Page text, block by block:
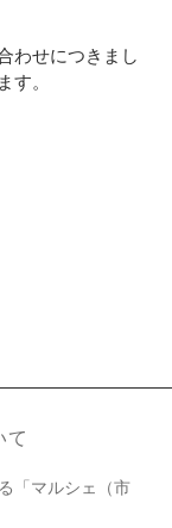
わせにつきまし
。
「マルシェ（市